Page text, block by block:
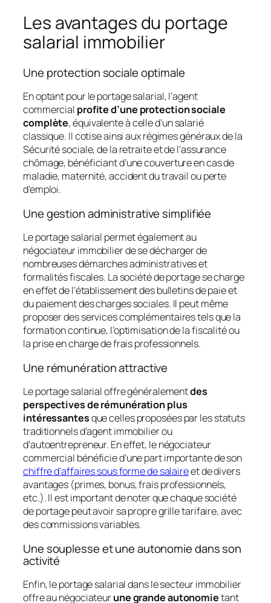
Les avantages du portage
salarial immobilier
Une protection sociale optimale
En optant pour le portage salarial, l’agent
commercial profite d’une protection sociale
complète, équivalente à celle d’un salarié
classique. Il cotise ainsi aux régimes généraux de la
Sécurité sociale, de la retraite et de l’assurance
chômage, bénéficiant d’une couverture en cas de
maladie, maternité, accident du travail ou perte
d’emploi.
Une gestion administrative simplifiée
Le portage salarial permet également au
négociateur immobilier de se décharger de
nombreuses démarches administratives et
formalités fiscales. La société de portage se charge
en effet de l’établissement des bulletins de paie et
du paiement des charges sociales. Il peut même
proposer des services complémentaires tels que la
formation continue, l’optimisation de la fiscalité ou
la prise en charge de frais professionnels.
Une rémunération attractive
Le portage salarial offre généralementdes
perspectives de rémunération plus
intéressantesque celles proposées par les statuts
traditionnels d’agent immobilier ou
d’autoentrepreneur. En effet, le négociateur
commercial bénéficie d’une part importante de son
chiffre d’affaires sous forme de salaireet de divers
avantages (primes, bonus, frais professionnels,
etc.). Il est important de noter que chaque société
de portage peut avoir sa propre grille tarifaire, avec
des commissions variables.
Une souplesse et une autonomie dans son
activité
Enfin, le portage salarial dans le secteur immobilier
offre au négociateurune grande autonomietant